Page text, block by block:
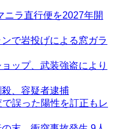
ニラ直行便を2027年開
で岩投げによる窓ガラ
ップ、武装強盗により
、容疑者逮捕
誤った陽性を訂正もレ